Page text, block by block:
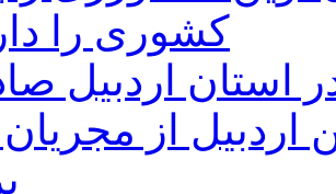
کشوری را
استان اردبیل
از